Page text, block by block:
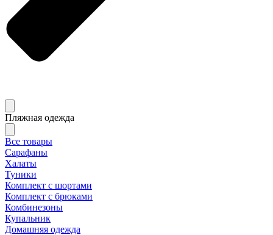
Пляжная одежда
Все товары
Сарафаны
Халаты
Туники
Комплект с шортами
Комплект с брюками
Комбинезоны
Купальник
Домашняя одежда